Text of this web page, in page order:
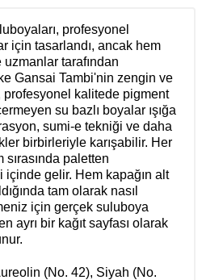
profesyonel
için tasarlandı, ancak hem
tarafından
Gansai Tambi'nin zengin ve
profesyonel kalitede pigment
su bazlı boyalar ışığa
sumi-e tekniği ve daha
birbirleriyle karışabilir. Her
paletten
içinde gelir. Hem kapağın alt
tam olarak nasıl
için gerçek suluboya
ayrı bir kağıt sayfası olarak
(No. 42), Siyah (No.